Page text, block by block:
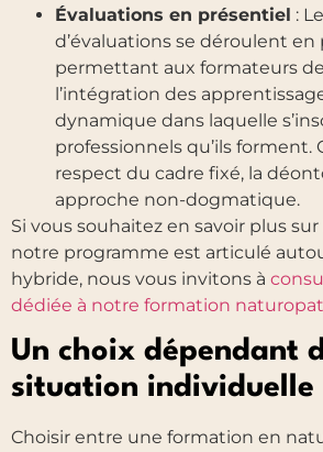
Évaluations en présentiel :
d’évaluations se déroulent en
permettant aux formateurs
l’intégration des
dynamique dans laquelle
professionnels qu’ils forment.
respect du cadre fixé, la
approche non-dogmatique.
Si vous souhaitez en savoir plus
notre programme est articulé
hybride, nous vous invitons à
dédiée à notre formation
Un choix dépendant
situation individuelle
Choisir entre une formation en